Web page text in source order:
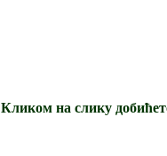
Кликом на слику